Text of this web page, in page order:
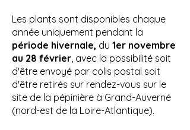
Les plants sont disponibles chaque
année uniquement pendant la
période hivernale, du 1er novembre
au 28 février, avec la possibilité soit
d'être envoyé par colis postal soit
d'être retirés sur rendez-vous sur le
site de la pépinière à Grand-Auverné
(nord-est de la Loire-Atlantique).